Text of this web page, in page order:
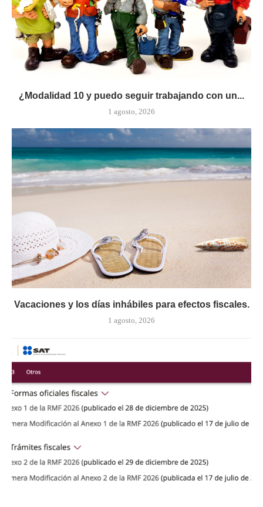
¿Modalidad 10 y puedo seguir trabajando con un...
1 agosto, 2026
Vacaciones y los días inhábiles para efectos fiscales.
1 agosto, 2026